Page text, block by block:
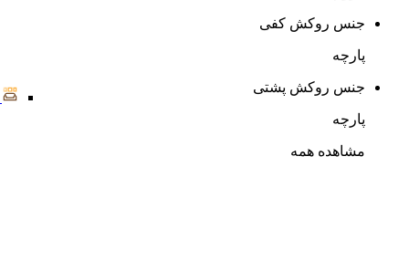
جنس روکش کفی
پارچه
جنس روکش پشتی
پارچه
مشاهده همه